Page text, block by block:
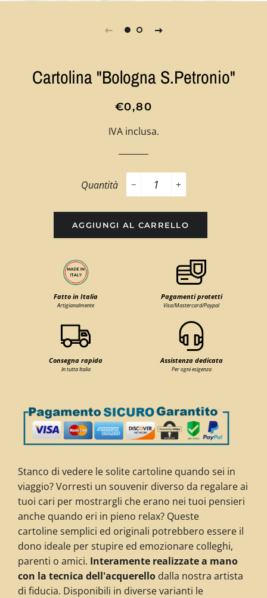
Cartolina "Bologna S.Petronio"
Prezzo
listino
Prezzo
€0,80
IVA inclusa.
Quantità
−
+
AGGIUNGI AL CARRELLO
Fatto in Italia
Artigianalmente
Pagamenti protetti
Visa/Mastercard/Paypal
Consegna rapida
In tutta Italia
Assistenza dedicata
Per ogni esigenza
Stanco di vedere le solite cartoline quando sei in
viaggio? Vorresti un souvenir diverso da regalare ai
tuoi cari per mostrargli che erano nei tuoi pensieri
anche quando eri in pieno relax? Queste
cartoline semplici ed originali potrebbero essere il
dono ideale per stupire ed emozionare colleghi,
parenti o amici. Interamente realizzate a mano
con la tecnica dell'acquerello dalla nostra artista
di fiducia. Disponibili in diverse varianti le